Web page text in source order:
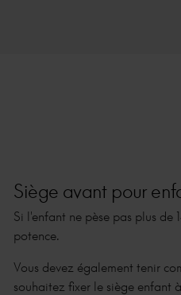
Siège avant pour
Si l'enfant ne pèse pas plus de
potence.
Vous devez également tenir
souhaitez fixer le siège enfant